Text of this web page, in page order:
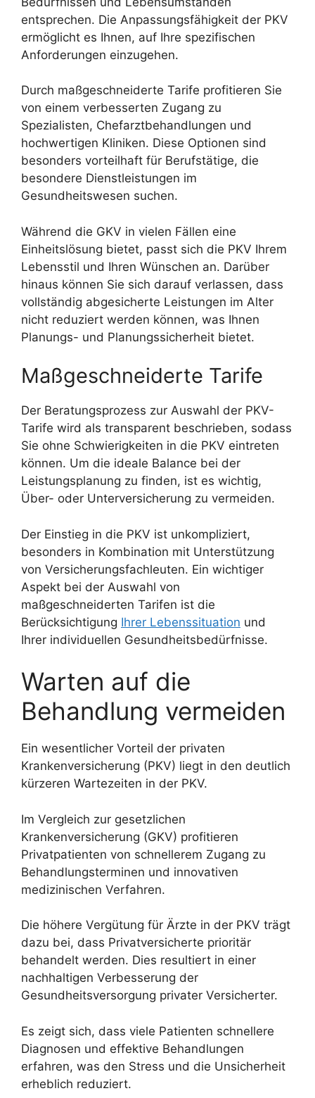
entsprechen. Die Anpassungsfähigkeit der PKV
ermöglicht es Ihnen, auf Ihre spezifischen
Anforderungen einzugehen.
Durch maßgeschneiderte Tarife profitieren Sie
von einem verbesserten Zugang zu
Spezialisten, Chefarztbehandlungen und
hochwertigen Kliniken. Diese Optionen sind
besonders vorteilhaft für Berufstätige, die
besondere Dienstleistungen im
Gesundheitswesen suchen.
Während die GKV in vielen Fällen eine
Einheitslösung bietet, passt sich die PKV Ihrem
Lebensstil und Ihren Wünschen an. Darüber
hinaus können Sie sich darauf verlassen, dass
vollständig abgesicherte Leistungen im Alter
nicht reduziert werden können, was Ihnen
Planungs- und Planungssicherheit bietet.
Maßgeschneiderte Tarife
Der Beratungsprozess zur Auswahl der PKV-
Tarife wird als transparent beschrieben, sodass
Sie ohne Schwierigkeiten in die PKV eintreten
können. Um die ideale Balance bei der
Leistungsplanung zu finden, ist es wichtig,
Über- oder Unterversicherung zu vermeiden.
Der Einstieg in die PKV ist unkompliziert,
besonders in Kombination mit Unterstützung
von Versicherungsfachleuten. Ein wichtiger
Aspekt bei der Auswahl von
maßgeschneiderten Tarifen ist die
Berücksichtigung Ihrer Lebenssituation und
Ihrer individuellen Gesundheitsbedürfnisse.
Warten auf die
Behandlung vermeiden
Ein wesentlicher Vorteil der privaten
Krankenversicherung (PKV) liegt in den deutlich
kürzeren Wartezeiten in der PKV.
Im Vergleich zur gesetzlichen
Krankenversicherung (GKV) profitieren
Privatpatienten von schnellerem Zugang zu
Behandlungsterminen und innovativen
medizinischen Verfahren.
Die höhere Vergütung für Ärzte in der PKV trägt
dazu bei, dass Privatversicherte prioritär
behandelt werden. Dies resultiert in einer
nachhaltigen Verbesserung der
Gesundheitsversorgung privater Versicherter.
Es zeigt sich, dass viele Patienten schnellere
Diagnosen und effektive Behandlungen
erfahren, was den Stress und die Unsicherheit
erheblich reduziert.